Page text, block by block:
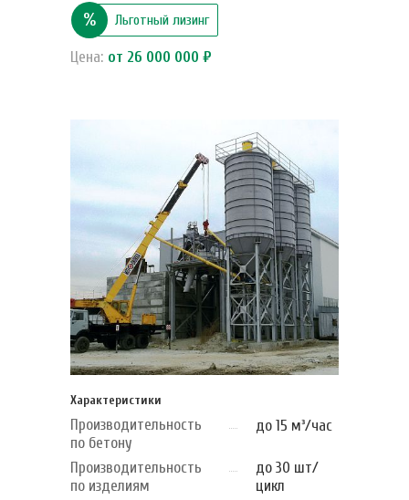
% Льготный лизинг
Цена: от 26 000 000 ₽
Характеристики
Производительность
по бетону
до 15 м³/час
Производительность
по изделиям
до 30 шт/
цикл